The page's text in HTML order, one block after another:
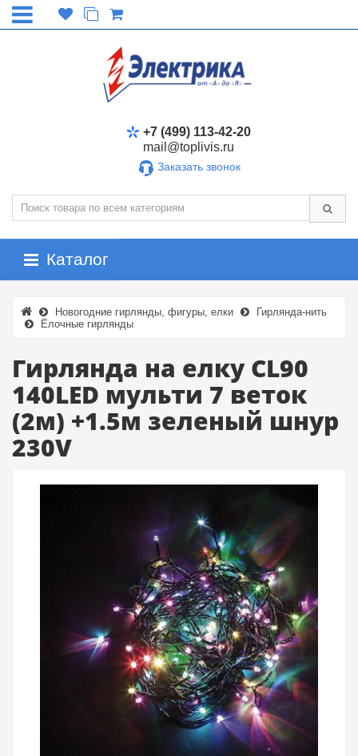
+7 (499) 113-42-20
mail@toplivis.ru
Заказать звонок
Каталог
Новогодние гирлянды, фигуры, елки
Гирлянда-нить
Ёлочные гирлянды
Гирлянда на елку CL90
140LED мульти 7 веток
(2м) +1.5м зеленый шнур
230V